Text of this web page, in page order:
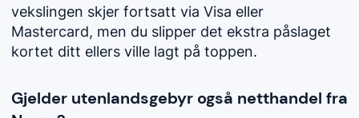
vekslingen skjer fortsatt via Visa eller
Mastercard, men du slipper det ekstra påslaget
kortet ditt ellers ville lagt på toppen.
Gjelder utenlandsgebyr også netthandel fra